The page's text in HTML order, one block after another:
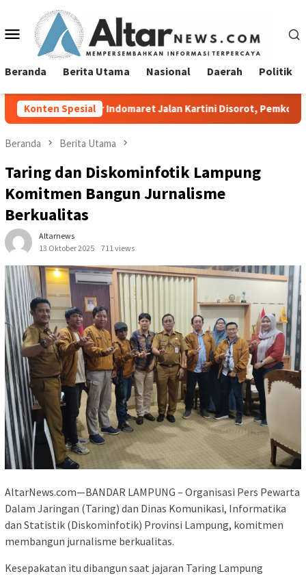
konten Menu
Mobile
Beranda Berita Utama Nasional Daerah Politik
Konten Spesial
Jalan Kartini Disorot, Pemkot Bandar Lampung
Beranda Berita Utama
Taring dan Diskominfotik Lampung
Komitmen Bangun Jurnalisme
Berkualitas
Altarnews
13 Oktober 2025
711 views
AltarNews.com—BANDAR LAMPUNG – Organisasi Pers Pewarta
Dalam Jaringan (Taring) dan Dinas Komunikasi, Informatika
dan Statistik (Diskominfotik) Provinsi Lampung, komitmen
membangun jurnalisme berkualitas.
Kesepakatan itu dibangun saat jajaran Taring Lampung